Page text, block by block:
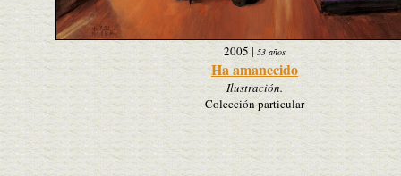
2005 |53 años
Ha amanecido
Ilustración.
Colección particular